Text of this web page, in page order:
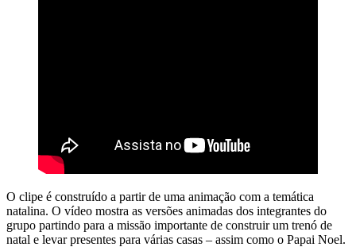
O clipe é construído a partir de uma animação com a temática
natalina. O vídeo mostra as versões animadas dos integrantes do
grupo partindo para a missão importante de construir um trenó de
natal e levar presentes para várias casas – assim como o Papai Noel.